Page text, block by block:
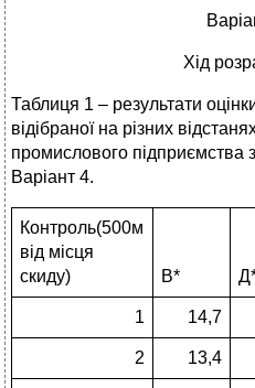
Хід
Таблиця 1 – результати
відібраної на різних
промислового підприємства
Варіант 4.
Контроль(500м
від місця
скиду)
В*
1 14,7
2 13,4